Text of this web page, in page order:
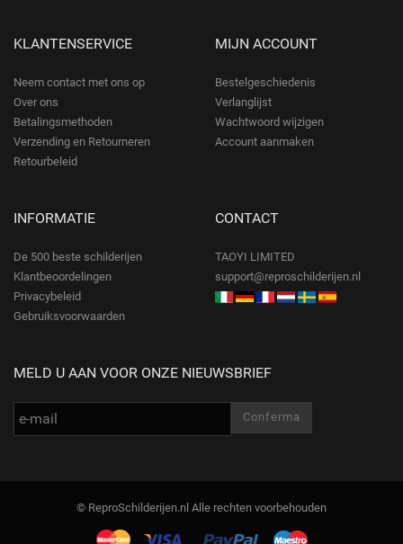
KLANTENSERVICE
Neem contact met ons op
Over ons
Betalingsmethoden
Verzending en Retourneren
Retourbeleid
MIJN ACCOUNT
Bestelgeschiedenis
Verlanglijst
Wachtwoord wijzigen
Account aanmaken
INFORMATIE
De 500 beste schilderijen
Klantbeoordelingen
Privacybeleid
Gebruiksvoorwaarden
CONTACT
TAOYI LIMITED
support@reproschilderijen.nl
MELD U AAN VOOR ONZE NIEUWSBRIEF
© ReproSchilderijen.nl Alle rechten voorbehouden